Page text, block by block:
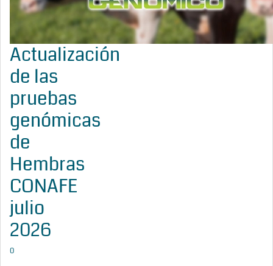
Actualización
de las
pruebas
genómicas
de
Hembras
CONAFE
julio
2026
0